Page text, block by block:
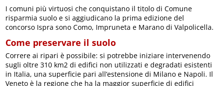
I comuni più virtuosi che conquistano il titolo di Comune
risparmia suolo e si aggiudicano la prima edizione del
concorso Ispra sono Como, Impruneta e Marano di Valpolicella.
Come preservare il suolo
Correre ai ripari è possibile: si potrebbe iniziare intervenendo
sugli oltre 310 km2 di edifici non utilizzati e degradati esistenti
in Italia, una superficie pari all’estensione di Milano e Napoli. Il
Veneto è la regione che ha la maggior superficie di edifici